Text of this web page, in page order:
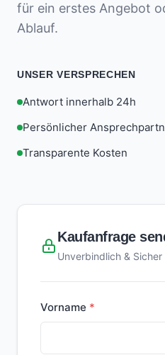
für ein erstes Angebot
Ablauf.
UNSER VERSPRECHEN
Antwort innerhalb 24h
Persönlicher
Transparente Kosten
Kaufanfrage
Unverbindlich & Sicher
Vorname